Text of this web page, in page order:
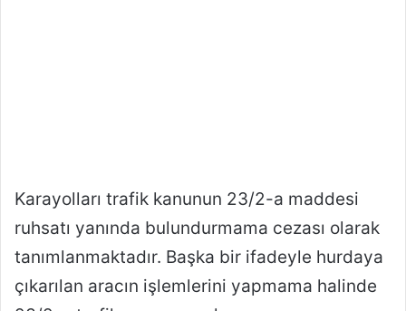
Karayolları trafik kanunun 23/2-a maddesi
ruhsatı yanında bulundurmama cezası olarak
tanımlanmaktadır. Başka bir ifadeyle hurdaya
çıkarılan aracın işlemlerini yapmama halinde